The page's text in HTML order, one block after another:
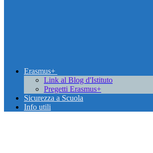
Erasmus+
Link al Blog d'Istituto
Pregetti Erasmus+
Sicurezza a Scuola
Info utili